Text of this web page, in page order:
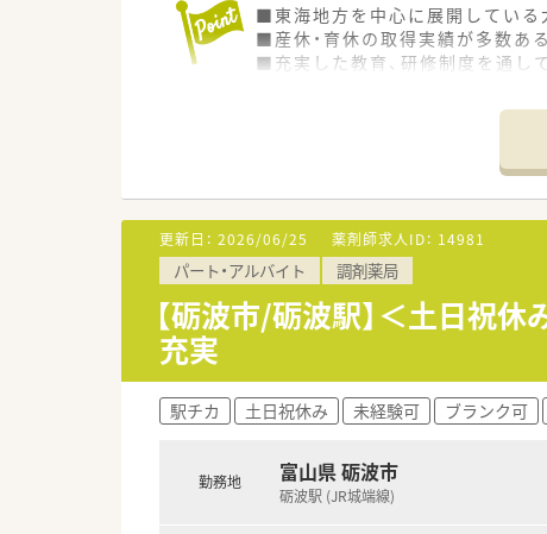
■東海地方を中心に展開している
■産休・育休の取得実績が多数あ
■充実した教育、研修制度を通し
更新日： 2026/06/25 薬剤師求人ID： 14981
パート・アルバイト 調剤薬局
【砺波市/砺波駅】＜土日祝
充実
駅チカ 土日祝休み 未経験可 ブランク可
勤務地 富山県 砺波市
砺波駅 (JR城端線)